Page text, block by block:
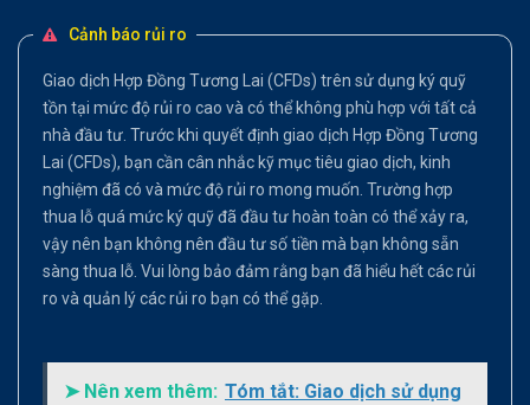
Cảnh báo rủi ro
Giao dịch Hợp Đồng Tương Lai (CFDs) trên sử dụng ký quỹ
tồn tại mức độ rủi ro cao và có thể không phù hợp với tất cả
nhà đầu tư. Trước khi quyết định giao dịch Hợp Đồng Tương
Lai (CFDs), bạn cần cân nhắc kỹ mục tiêu giao dịch, kinh
nghiệm đã có và mức độ rủi ro mong muốn. Trường hợp
thua lỗ quá mức ký quỹ đã đầu tư hoàn toàn có thể xảy ra,
vậy nên bạn không nên đầu tư số tiền mà bạn không sẵn
sàng thua lỗ. Vui lòng bảo đảm rằng bạn đã hiểu hết các rủi
ro và quản lý các rủi ro bạn có thể gặp.
➤ Nên xem thêm: Tóm tắt: Giao dịch sử dụng